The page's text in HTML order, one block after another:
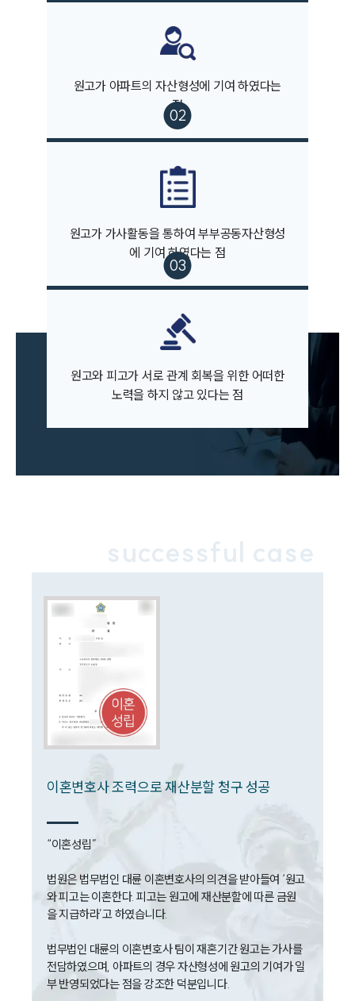
부소개
부소개
오시는 길
글로벌 파트너 로펌
고객의 소리
통합검색
업무사례
이혼 주요 업무사례
사례분석/최신동향
이혼 법률정보
법률지식인
업무분야
업무
전체
상간자위자료계산기
구성원 소개
소식/자료
언론보도
대륜법률상담예약
원고가 아파트의 자산형성에 기여 하였다는
점
원고가 가사활동을 통하여 부부공동자산형성
에 기여 하였다는 점
원고와 피고가 서로 관계 회복을 위한 어떠한
노력을 하지 않고 있다는 점
successful case
이혼변호사 조력으로 재산분할 청구 성공
“이혼성립”
법원은 법무법인 대륜 이혼변호사의 의견을 받아들여 ‘원고
와 피고는 이혼한다. 피고는 원고에 재산분할에 따른 금원
을 지급하라’고 하였습니다.
법무법인 대륜의 이혼변호사 팀이 재혼기간 원고는 가사를
전담하였으며, 아파트의 경우 자산형성에 원고의 기여가 일
부 반영되었다는 점을 강조한 덕분입니다.